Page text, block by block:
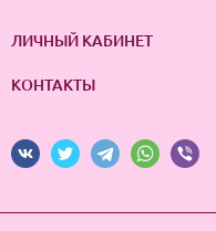
ЛИЧНЫЙ КАБИНЕТ
КОНТАКТЫ